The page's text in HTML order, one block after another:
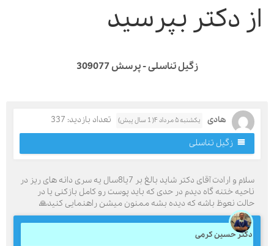
دکتر بپرسید
زگیل تناسلی - پرسش 309077
هادی یکشنبه ۵ مرداد ۴( 1 سال پیش)
تعداد بازدید: 337
زگیل تناسلی
سلام و ارادت آقای دکتر شاید بالغ بر 7یا8سال یه سری دانه های ریز در
ختنه گاه دیدم در حدی که باید پوست رو کامل بازکنی یا در
نعوظ باشه که دیده بشه ممنون میشن راهنمایی کنید🙏
دکتر حسین کرمی